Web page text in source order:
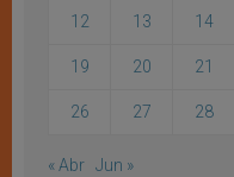
12 13 14
19 20 21
26 27 28
« Abr Jun »